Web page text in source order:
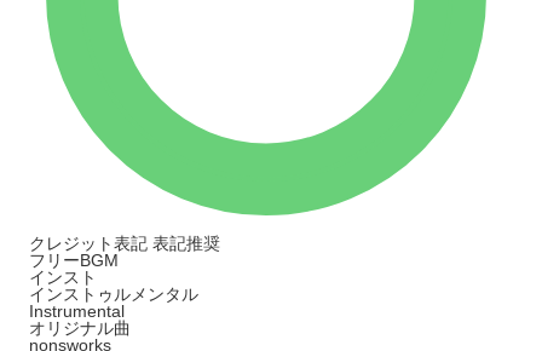
クレジット表記 表記推奨
フリーBGM
インスト
インストゥルメンタル
Instrumental
オリジナル曲
nonsworks